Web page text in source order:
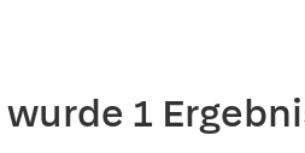
wurde 1